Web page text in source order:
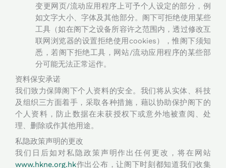
变更网页/流动应用程序上可予个人设定的部分，例
如文字大小、字体及其他部分。阁下可拒绝使用某些
工具（如在阁下之设备所容许之范围内，透过修改互
联网浏览器的设置拒绝使用cookies），惟阁下须知
悉，若阁下拒绝工具，网站/流动应用程序的某些部
分可能无法正常运作。
资料保安承诺
我们致力保障阁下个人资料的安全。我们将从实体、科技
及组织三方面着手，采取各种措施，藉以协助保护阁下的
个人资料，防止数据在未获授权下或意外地被查阅、处
理、删除或作其他用途。
私隐政策声明的更改
我们日后如对私隐政策声明作出任何更改，将在网站
www.hkne.org.hk作出公布，让阁下时刻都知道我们收集